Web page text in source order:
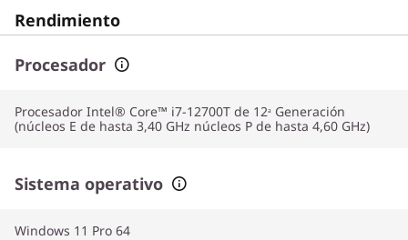
Rendimiento
Procesador
Procesador Intel® Core™ i7-12700T de 12ᵃ Generación
(núcleos E de hasta 3,40 GHz núcleos P de hasta 4,60 GHz)
Sistema operativo
Windows 11 Pro 64